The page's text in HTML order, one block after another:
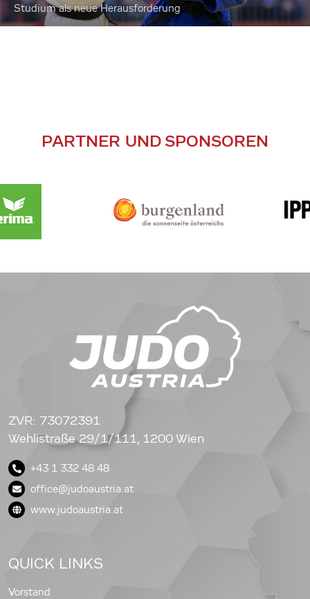
Studium als neue Herausforderung
PARTNER UND SPONSOREN
ZVR: 73072391
Wehlistraße 29/1/111, 1200 Wien
+43 1 332 48 48
office@judoaustria.at
www.judoaustria.at
QUICK LINKS
Vorstand